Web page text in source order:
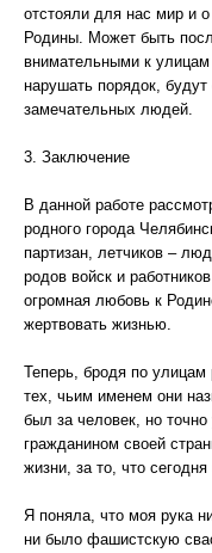
отстояли для нас мир и
Родины. Может быть
внимательными к улицам
нарушать порядок,
замечательных людей.
3. Заключение
В данной работе
родного города
партизан, летчиков –
родов войск и
огромная любовь к
жертвовать жизнью.
Теперь, бродя по
тех, чьим именем они
был за человек, но
гражданином своей
жизни, за то, что
Я поняла, что моя рука
ни было фашистскую